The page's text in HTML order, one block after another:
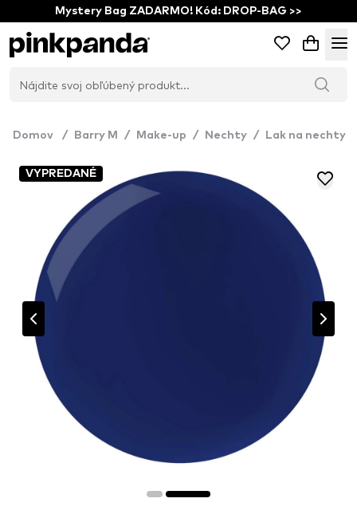
Mystery Bag ZADARMO! Kód: DROP-BAG >>
Domov / Barry M / Make-up / Nechty / Lak na nechty
VYPREDANÉ